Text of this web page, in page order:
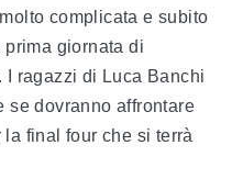
complicata e subito
giornata di
ragazzi di Luca Banchi
se dovranno affrontare
final four che si terrà